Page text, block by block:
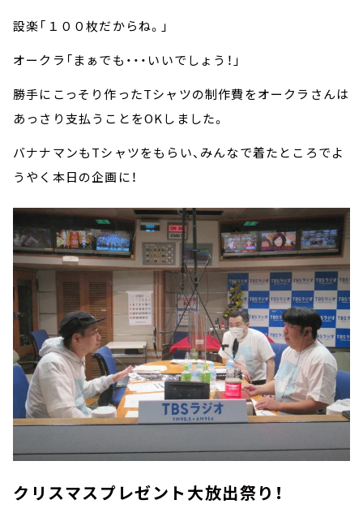
設楽「１００枚だからね。」
オークラ「まぁでも・・・いいでしょう！」
勝手にこっそり作ったTシャツの制作費をオークラさんは
あっさり支払うことをOKしました。
バナナマンもTシャツをもらい、みんなで着たところでよ
うやく本日の企画に！
クリスマスプレゼント大放出祭り！